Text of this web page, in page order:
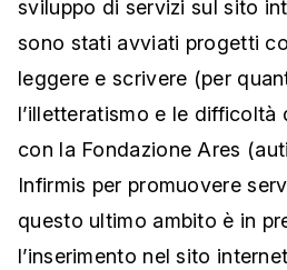
sviluppo di servizi sul sito
sono stati avviati progetti
leggere e scrivere (per
l’illetteratismo e le difficoltà
con la Fondazione Ares
Infirmis per promuovere
questo ultimo ambito è in
l’inserimento nel sito